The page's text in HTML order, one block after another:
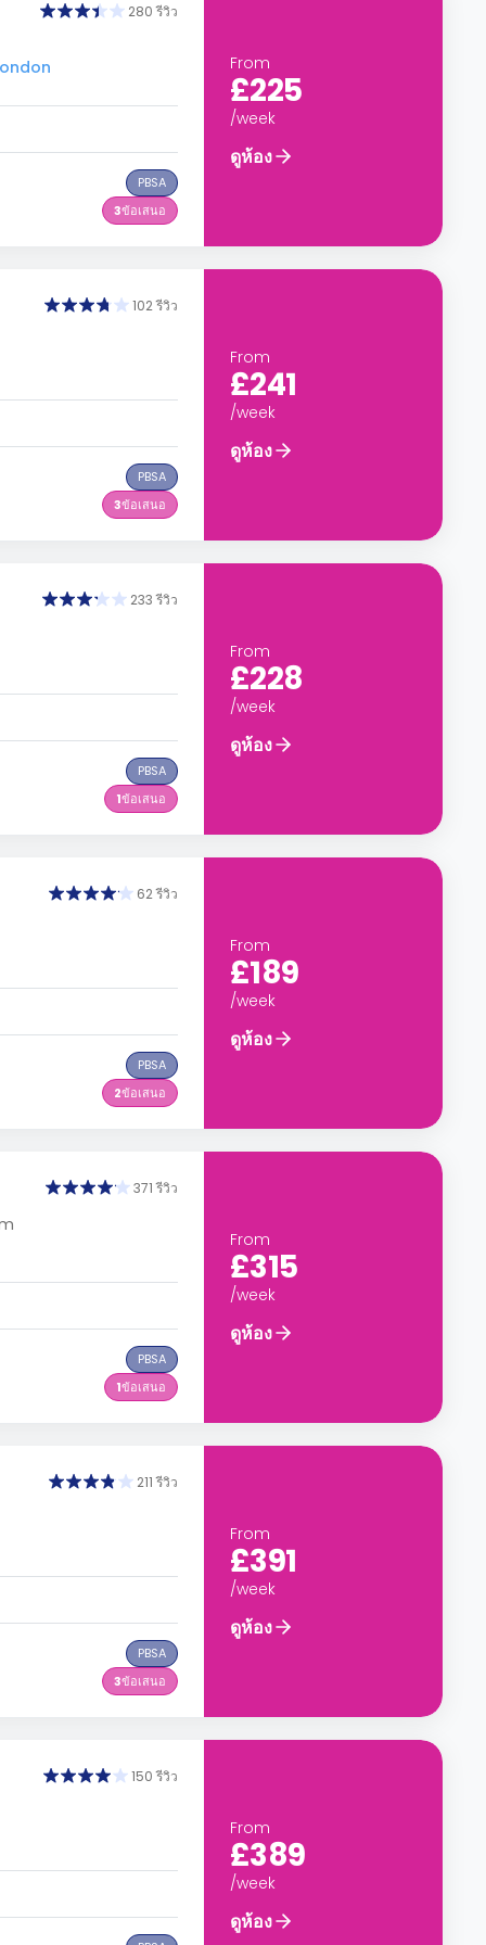
280 รีวิว
PBSA
3ข้อเสนอ
From
£225
/week
ดูห้อง
102 รีวิว
PBSA
3ข้อเสนอ
From
£241
/week
ดูห้อง
233 รีวิว
PBSA
1ข้อเสนอ
From
£228
/week
ดูห้อง
62 รีวิว
PBSA
2ข้อเสนอ
From
£189
/week
ดูห้อง
371 รีวิว
PBSA
1ข้อเสนอ
From
£315
/week
ดูห้อง
211 รีวิว
PBSA
3ข้อเสนอ
From
£391
/week
ดูห้อง
150 รีวิว
From
£389
/week
ดูห้อง